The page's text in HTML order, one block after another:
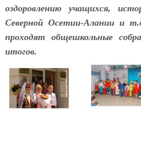
оздоровлению учащихся,
Северной Осетии-Алании и
проходят общешкольные
итогов.